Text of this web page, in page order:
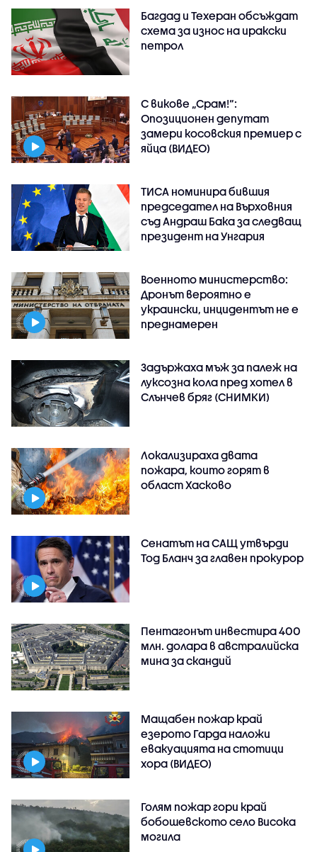
Багдад и Техеран обсъждат
схема за износ на иракски
петрол
С викове „Срам!“:
Опозиционен депутат
замери косовския премиер с
яйца (ВИДЕО)
ТИСА номинира бившия
председател на Върховния
съд Андраш Бака за следващ
президент на Унгария
Военното министерство:
Дронът вероятно е
украински, инцидентът не е
преднамерен
Задържаха мъж за палеж на
луксозна кола пред хотел в
Слънчев бряг (СНИМКИ)
Локализираха двата
пожара, които горят в
област Хасково
Сенатът на САЩ утвърди
Тод Бланч за главен прокурор
Пентагонът инвестира 400
млн. долара в австралийска
мина за скандий
Мащабен пожар край
езерото Гарда наложи
евакуацията на стотици
хора (ВИДЕО)
Голям пожар гори край
бобошевското село Висока
могила